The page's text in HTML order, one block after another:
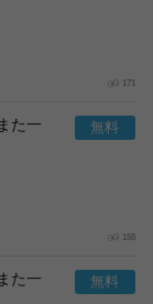
171
た一
158
た一